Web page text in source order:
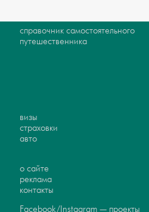
справочник самостоятельного
путешественника
визы
страховки
авто
о сайте
реклама
контакты
Facebook/Instagram — проекты